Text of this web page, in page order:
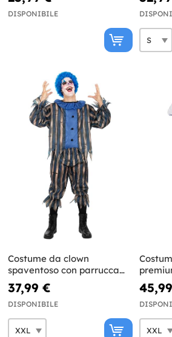
DISPONIBILE
Costume da clown
spaventoso con parrucca
per uomo taglia grande
37,99 €
DISPONIBILE
forti